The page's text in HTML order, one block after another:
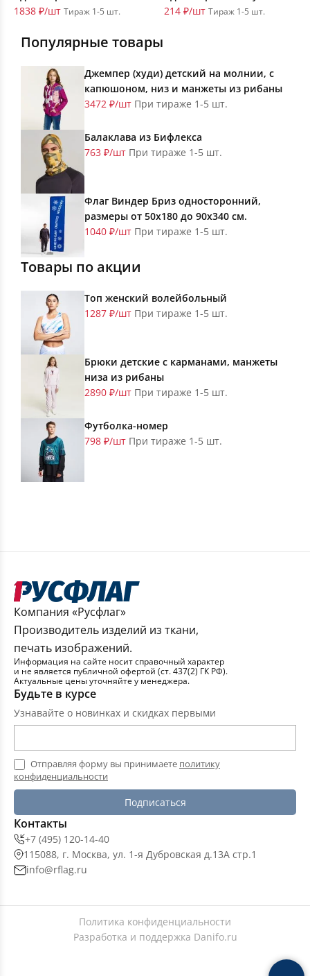
1838 ₽/шт Тираж 1-5 шт.
214 ₽/шт Тираж 1-5 шт.
Популярные товары
Джемпер (худи) детский на молнии, с
капюшоном, низ и манжеты из рибаны
3472 ₽/шт При тираже 1-5 шт.
Балаклава из Бифлекса
763 ₽/шт При тираже 1-5 шт.
Флаг Виндер Бриз односторонний,
размеры от 50х180 до 90х340 см.
1040 ₽/шт При тираже 1-5 шт.
Товары по акции
Топ женский волейбольный
1287 ₽/шт При тираже 1-5 шт.
Брюки детские с карманами, манжеты
низа из рибаны
2890 ₽/шт При тираже 1-5 шт.
Футболка-номер
798 ₽/шт При тираже 1-5 шт.
Компания «Русфлаг»
Производитель изделий из ткани,
печать изображений.
Информация на сайте носит справочный характер
и не является публичной офертой (ст. 437(2) ГК РФ).
Актуальные цены уточняйте у менеджера.
Будьте в курсе
Узнавайте о новинках и скидках первыми
Отправляя форму вы принимаете политику
конфиденциальности
Подписаться
Контакты
+7 (495) 120-14-40
115088, г. Москва, ул. 1-я Дубровская д.13А стр.1
info@rflag.ru
Политика конфиденциальности
Разработка и поддержка Danifo.ru